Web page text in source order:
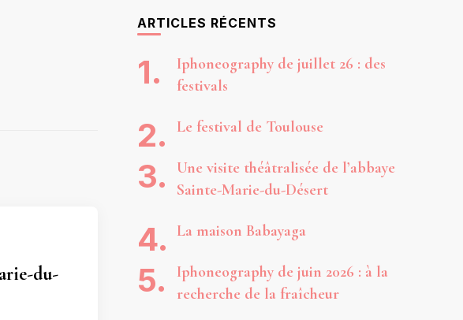
du-
ARTICLES RÉCENTS
Iphoneography de juillet 26 : des
festivals
Le festival de Toulouse
Une visite théâtralisée de l’abbaye
Sainte-Marie-du-Désert
La maison Babayaga
Iphoneography de juin 2026 : à la
recherche de la fraîcheur